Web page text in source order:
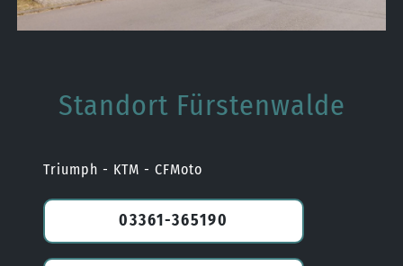
Standort Fürstenwalde
Triumph - KTM - CFMoto
03361-365190